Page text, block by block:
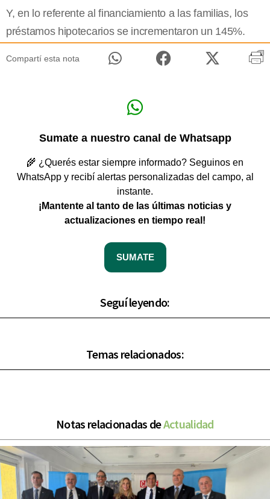
Y, en lo referente al financiamiento a las familias, los
préstamos hipotecarios se incrementaron un 145%.
Compartí esta nota
Sumate a nuestro canal de Whatsapp
🌾 ¿Querés estar siempre informado? Seguinos en
WhatsApp y recibí alertas personalizadas del campo, al
instante.
¡Mantente al tanto de las últimas noticias y
actualizaciones en tiempo real!
SUMATE
Seguí leyendo:
Temas relacionados:
Notas relacionadas deActualidad